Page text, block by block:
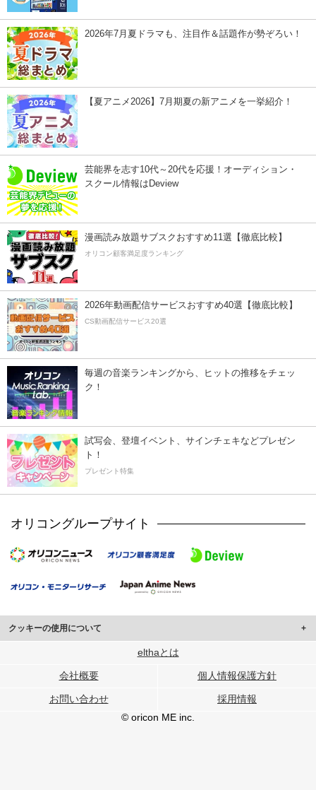
2026年7月夏ドラマも、注目作＆話題作が勢ぞろい！
【夏アニメ2026】7月期夏の新アニメを一挙紹介！
芸能界を志す10代～20代を応援！オーディション・
スクール情報はDeview
漫画読み放題サブスクおすすめ11選【徹底比較】
オリコン顧客満足度ランキング
2026年動画配信サービスおすすめ40選【徹底比較】
CS動画配信サービス20選
毎週の音楽ランキングから、ヒットの推移をチェッ
ク！
試写会、登壇イベント、サインチェキなどプレゼン
ト！
プレゼント特集
オリコングループサイト
クッキーの使用について
このサイトでは Cookie を使用して、ユーザーに合わせたコンテンツや広告の
行っています。
メディアや広告配信、データ解析の各パートナーに提供しています。
各パートナーは、この情報とユーザーが各パートナーに提供した他の情報や、
ユーザーが各パートナーのサービスを使用したときに収集した他の情報を組み
elthaとは
会社概要 個人情報保護方針
お問い合わせ
採用情報
© oricon ME inc.